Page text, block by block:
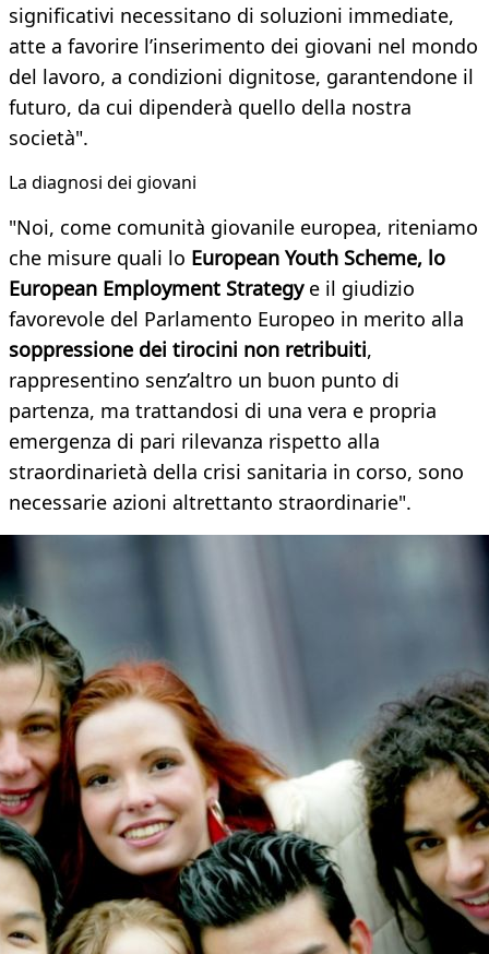
significativi necessitano di soluzioni immediate,
atte a favorire l’inserimento dei giovani nel mondo
del lavoro, a condizioni dignitose, garantendone il
futuro, da cui dipenderà quello della nostra
società".
La diagnosi dei giovani
"Noi, come comunità giovanile europea, riteniamo
che misure quali lo European Youth Scheme, lo
European Employment Strategye il giudizio
favorevole del Parlamento Europeo in merito alla
soppressione dei tirocini non retribuiti,
rappresentino senz’altro un buon punto di
partenza, ma trattandosi di una vera e propria
emergenza di pari rilevanza rispetto alla
straordinarietà della crisi sanitaria in corso, sono
necessarie azioni altrettanto straordinarie".